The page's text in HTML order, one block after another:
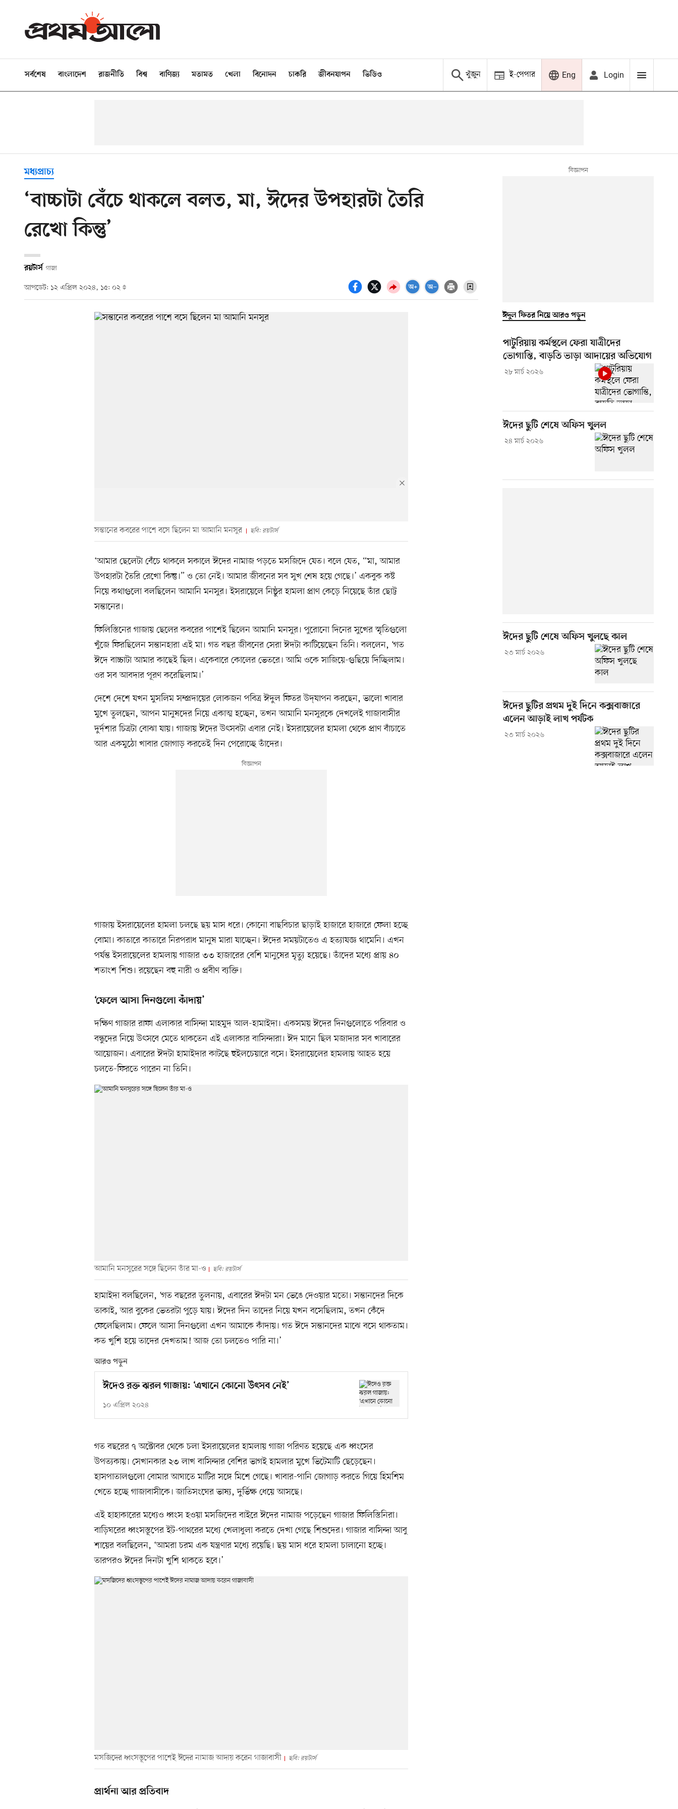
সর্বশেষ বাংলাদেশ রাজনীতি বিশ্ব বাণিজ্য মতামত খেলা বিনোদন চাকরি জীবনযাপন ভিডিও খুঁজুন ই-পেপার Eng Login
মধ্যপ্রাচ্য
‘বাচ্চাটা বেঁচে থাকলে বলত, মা, ঈদের উপহারটা তৈরি
রেখো কিন্তু’
রয়টার্স গাজা
আপডেট: ১২ এপ্রিল ২০২৪, ১৫: ০২
সন্তানের কবরের পাশে বসে ছিলেন মা আমানি মনসুর ছবি: রয়টার্স
‘আমার ছেলেটা বেঁচে থাকলে সকালে ঈদের নামাজ পড়তে মসজিদে যেত। বলে যেত, “মা, আমার
উপহারটা তৈরি রেখো কিন্তু।” ও তো নেই। আমার জীবনের সব সুখ শেষ হয়ে গেছে।’ একবুক কষ্ট
নিয়ে কথাগুলো বলছিলেন আমানি মনসুর। ইসরায়েলে নিষ্ঠুর হামলা প্রাণ কেড়ে নিয়েছে তাঁর ছোট্ট
সন্তানের।
ফিলিস্তিনের গাজায় ছেলের কবরের পাশেই ছিলেন আমানি মনসুর। পুরোনো দিনের সুখের স্মৃতিগুলো
খুঁজে ফিরছিলেন সন্তানহারা এই মা। গত বছর জীবনের সেরা ঈদটা কাটিয়েছেন তিনি। বললেন, ‘গত
ঈদে বাচ্চাটা আমার কাছেই ছিল। একেবারে কোলের ভেতরে। আমি ওকে সাজিয়ে-গুছিয়ে দিচ্ছিলাম।
ওর সব আবদার পূরণ করেছিলাম।’
দেশে দেশে যখন মুসলিম সম্প্রদায়ের লোকজন পবিত্র ঈদুল ফিতর উদ্‌যাপন করছেন, ভালো খাবার
মুখে তুলছেন, আপন মানুষদের নিয়ে একাত্ম হচ্ছেন, তখন আমানি মনসুরকে দেখলেই গাজাবাসীর
দুর্দশার চিত্রটা বোঝা যায়। গাজায় ঈদের উৎসবটা এবার নেই। ইসরায়েলের হামলা থেকে প্রাণ বাঁচাতে
আর একমুঠো খাবার জোগাড় করতেই দিন পেরোচ্ছে তাঁদের।
গাজায় ইসরায়েলের হামলা চলছে ছয় মাস ধরে। কোনো বাছবিচার ছাড়াই হাজারে হাজারে ফেলা হচ্ছে
বোমা। কাতারে কাতারে নিরপরাধ মানুষ মারা যাচ্ছেন। ঈদের সময়টাতেও এ হত্যাযজ্ঞ থামেনি। এখন
পর্যন্ত ইসরায়েলের হামলায় গাজার ৩৩ হাজারের বেশি মানুষের মৃত্যু হয়েছে। তাঁদের মধ্যে প্রায় ৪০
শতাংশ শিশু। রয়েছেন বহু নারী ও প্রবীণ ব্যক্তি।
‘ফেলে আসা দিনগুলো কাঁদায়’
দক্ষিণ গাজার রাফা এলাকার বাসিন্দা মাহমুদ আল-হামাইদা। একসময় ঈদের দিনগুলোতে পরিবার ও
বন্ধুদের নিয়ে উৎসবে মেতে থাকতেন এই এলাকার বাসিন্দারা। ঈদ মানে ছিল মজাদার সব খাবারের
আয়োজন। এবারের ঈদটা হামাইদার কাটছে হুইলচেয়ারে বসে। ইসরায়েলের হামলায় আহত হয়ে
চলতে-ফিরতে পারেন না তিনি।
আমানি মনসুরের সঙ্গে ছিলেন তাঁর মা-ও ছবি: রয়টার্স
হামাইদা বলছিলেন, ‘গত বছরের তুলনায়, এবারের ঈদটা মন ভেঙে দেওয়ার মতো। সন্তানদের দিকে
তাকাই, আর বুকের ভেতরটা পুড়ে যায়। ঈদের দিন তাদের নিয়ে যখন বসেছিলাম, তখন কেঁদে
ফেলেছিলাম। ফেলে আসা দিনগুলো এখন আমাকে কাঁদায়। গত ঈদে সন্তানদের মাঝে বসে থাকতাম।
কত খুশি হয়ে তাদের দেখতাম! আজ তো চলতেও পারি না।’
আরও পড়ুন
ঈদেও রক্ত ঝরল গাজায়: ‘এখানে কোনো উৎসব নেই’
১০ এপ্রিল ২০২৪
গত বছরের ৭ অক্টোবর থেকে চলা ইসরায়েলের হামলায় গাজা পরিণত হয়েছে এক ধ্বংসের
উপত্যকায়। সেখানকার ২৩ লাখ বাসিন্দার বেশির ভাগই হামলার মুখে ভিটেমাটি ছেড়েছেন।
হাসপাতালগুলো বোমার আঘাতে মাটির সঙ্গে মিশে গেছে। খাবার-পানি জোগাড় করতে গিয়ে হিমশিম
খেতে হচ্ছে গাজাবাসীকে। জাতিসংঘের ভাষ্য, দুর্ভিক্ষ ধেয়ে আসছে।
এই হাহাকারের মধ্যেও ধ্বংস হওয়া মসজিদের বাইরে ঈদের নামাজ পড়েছেন গাজার ফিলিস্তিনিরা।
বাড়িঘরের ধ্বংসস্তূপের ইট-পাথরের মধ্যে খেলাধুলা করতে দেখা গেছে শিশুদের। গাজার বাসিন্দা আবু
শায়ের বলছিলেন, ‘আমরা চরম এক যন্ত্রণার মধ্যে রয়েছি। ছয় মাস ধরে হামলা চালানো হচ্ছে।
তারপরও ঈদের দিনটা খুশি থাকতে হবে।’
মসজিদের ধ্বংসস্তূপের পাশেই ঈদের নামাজ আদায় করেন গাজাবাসী ছবি: রয়টার্স
প্রার্থনা আর প্রতিবাদ
ঈদুল ফিতর নিয়ে আরও পড়ুন
পাটুরিয়ায় কর্মস্থলে ফেরা যাত্রীদের
ভোগান্তি, বাড়তি ভাড়া আদায়ের অভিযোগ
২৮ মার্চ ২০২৬
ঈদের ছুটি শেষে অফিস খুলল
২৪ মার্চ ২০২৬
ঈদের ছুটি শেষে অফিস খুলছে কাল
২৩ মার্চ ২০২৬
ঈদের ছুটির প্রথম দুই দিনে কক্সবাজারে
এলেন আড়াই লাখ পর্যটক
২৩ মার্চ ২০২৬